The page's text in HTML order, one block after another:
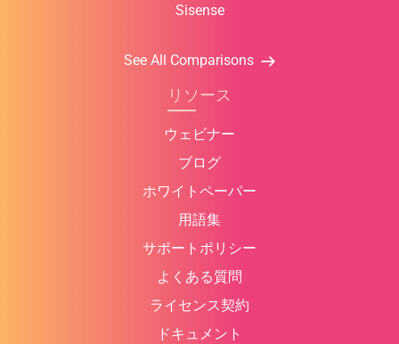
Sisense
See All Comparisons
リソース
ウェビナー
ブログ
ホワイトペーパー
用語集
サポートポリシー
よくある質問
ライセンス契約
ドキュメント